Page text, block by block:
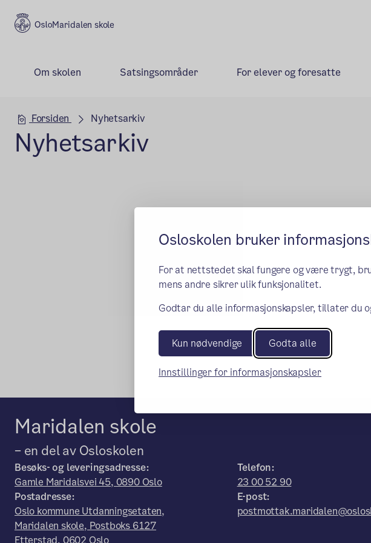
Osloskolen bruker
For at nettstedet skal fungere og være trygt,
mens andre sikrer ulik funksjonalitet.
Godtar du alle informasjonskapsler, tillater du
Kun nødvendige Godta alle
Innstillinger for informasjonskapsler
Maridalen skole
Om skolen Satsingsområder For elever og foresatte
Hovedseksjon
Forsiden Nyhetsarkiv
Nyhetsarkiv
Maridalen skole
– en del av Osloskolen
Besøks- og leveringsadresse:
Gamle Maridalsvei 45, 0890 Oslo
Postadresse:
Oslo kommune Utdanningsetaten,
Maridalen skole, Postboks 6127
Telefon:
23 00 52 90
E-post: